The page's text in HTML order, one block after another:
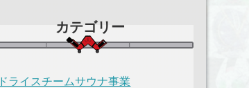
カテゴリー
ドライスチームサウナ事業